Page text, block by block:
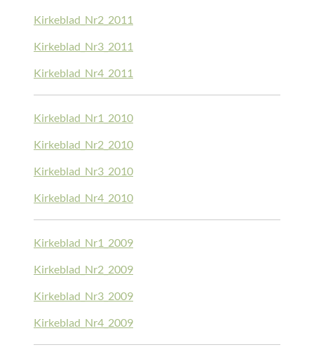
Kirkeblad_Nr2_2011
Kirkeblad_Nr3_2011
Kirkeblad_Nr4_2011
Kirkeblad_Nr1_2010
Kirkeblad_Nr2_2010
Kirkeblad_Nr3_2010
Kirkeblad_Nr4_2010
Kirkeblad_Nr1_2009
Kirkeblad_Nr2_2009
Kirkeblad_Nr3_2009
Kirkeblad_Nr4_2009